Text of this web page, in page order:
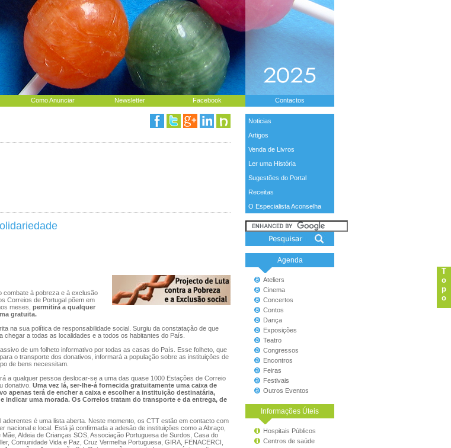
Como Anunciar Newsletter Facebook Contactos
Noticias
Artigos
Venda de Livros
Ler uma História
Sugestões do Portal
Receitas
O Especialista Aconselha
Agenda
Ateliers
Cinema
Concertos
Contos
Dança
Exposições
Teatro
Congressos
Encontros
Feiras
Festivais
Outros Eventos
Informações Úteis
Hospitais Públicos
Centros de saúde
combate à pobreza e à exclusão
Correios de Portugal põem em
meses, permitirá a qualquer
gratuita.
na sua política de responsabilidade social. Surgiu da constatação de que
a todas as localidades e a todos os habitantes do País.
de um folheto informativo por todas as casas do País. Esse folheto, que
o transporte dos donativos, informará a população sobre as instituições de
de bens necessitam.
a qualquer pessoa deslocar-se a uma das quase 1000 Estações de Correio
donativo. Uma vez lá, ser-lhe-á fornecida gratuitamente uma caixa de
apenas terá de encher a caixa e escolher a instituição destinatária,
indicar uma morada. Os Correios tratam do transporte e da entrega, de
aderentes é uma lista aberta. Neste momento, os CTT estão em contacto com
nacional e local. Está já confirmada a adesão de instituições como a Abraço,
Mãe, Aldeia de Crianças SOS, Associação Portuguesa de Surdos, Casa do
Comunidade Vida e Paz, Cruz Vermelha Portuguesa, GIRA, FENACERCI,
T
o
p
o